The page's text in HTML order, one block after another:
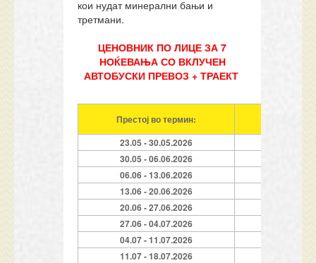
кои нудат минерални бањи и
третмани.
ЦЕНОВНИК ПО ЛИЦЕ ЗА 7
НОЌЕВАЊА СО ВКЛУЧЕН
АВТОБУСКИ ПРЕВОЗ + ТРАЕКТ
Престој во термин:
23.05 - 30.05.2026
30.05 - 06.06.2026
06.06 - 13.06.2026
13.06 - 20.06.2026
20.06 - 27.06.2026
27.06 - 04.07.2026
04.07 - 11.07.2026
11.07 - 18.07.2026